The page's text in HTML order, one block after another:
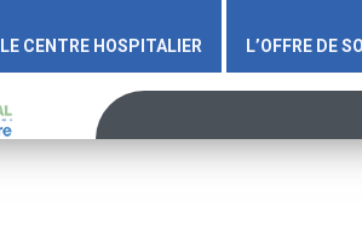
LE CENTRE HOSPITALIER L’OFFRE DE